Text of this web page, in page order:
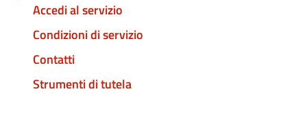
Accedi al servizio
Condizioni di servizio
Contatti
Strumenti di tutela